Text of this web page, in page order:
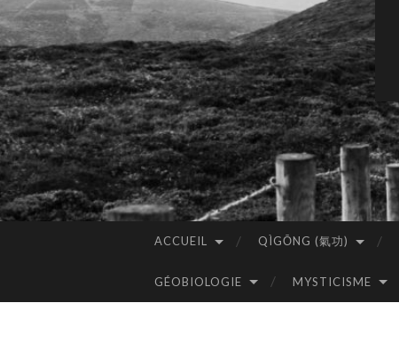
PRINCIPAL
ACCUEIL QÌGŌNG (氣功)
GÉOBIOLOGIE MYSTICISME